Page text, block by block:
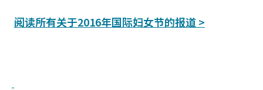
阅读所有关于2016年国际妇女节的报道 >